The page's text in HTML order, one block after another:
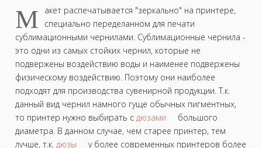
М
акет распечатывается "зеркально" на принтере,
специально переделанном для печати
сублимационными чернилами. Сублимационные чернила -
это одни из самых стойких чернил, которые не
подвержены воздействию воды и наименее подвержены
физическому воздействию. Поэтому они наиболее
подходят для производства сувенирной продукции. Т.к.
данный вид чернил намного гуще обычных пигментных,
то принтер нужно выбирать с дюзами
большого
диаметра. В данном случае, чем старее принтер, тем
лучше, т.к. дюзы
у более современных принтеров более